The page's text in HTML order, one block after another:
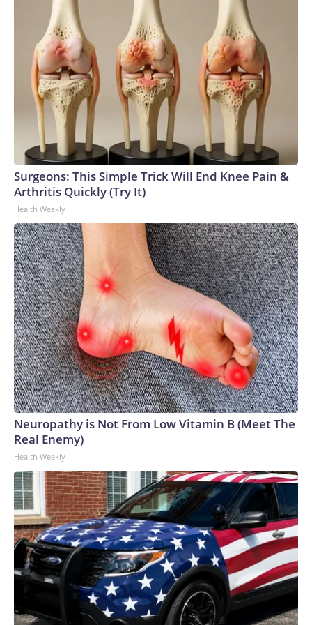
Surgeons: This Simple Trick Will End Knee Pain &
Arthritis Quickly (Try It)
Health Weekly
Neuropathy is Not From Low Vitamin B (Meet The
Real Enemy)
Health Weekly